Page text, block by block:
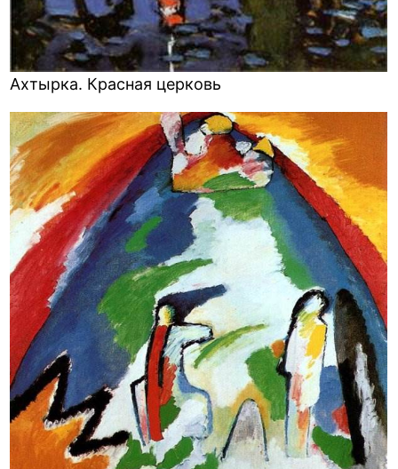
Ахтырка. Красная церковь